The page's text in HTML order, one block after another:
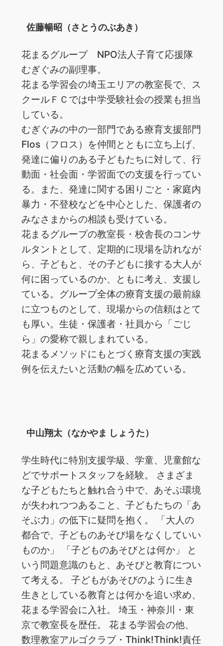
佐藤暢昭（さとうのぶあき）
花まるグループ NPO法人子育て応援隊
むぎぐみの副理事。
花まる学習会の埼玉エリアの教室長で、ス
クールＦＣでは中学受験社会の授業も担当
している。
むぎぐみの中の一部門である療育支援部門
Flos（フロス）を仲間とともに立ち上げ、
発達に偏りのある子どもたちに対して、行
動面・社会面・学習面での支援を行ってい
る。また、発達に関する困りごと・家庭内
暴力・不登校などを中心とした、保護者の
みなさまからの相談も受けている。
花まるグループの教室長・校舎長のコンサ
ルタントとして、定期的に現場を訪れなが
ら、子どもと、その子どもに接する大人が
何に困っているのか、ともに考え、支援し
ている。グループ全体の療育支援の最前線
に立つものとして、現場からの信頼はとて
も厚い。生徒・保護者・社員から「ごじ
ら」の愛称で親しまれている。
花まるメソッドにもとづく療育支援の実践
例を伝えたいと活動の幅を広めている。
中山翔太（なかやま しょうた）
学生時代に特別支援学級、学童、児童館な
どでサポートスタッフを経験。 さまざま
な子どもたちと触れ合う中で、あそぶ環境
が失われつつあること、子どもたちの「あ
そぶ力」の低下に疑問を抱く。 「大人の
都合で、子どものあそび場をなくしていい
ものか」 「子どものあそびとは何か」 と
いう問題意識のもと、あそびと教育につい
て考える。 子どもがあそびのように生き
生きとしている教育とは何かを追い求め、
花まる学習会に入社。 埼玉・神奈川・東
京で教室長を歴任。 花まる学習会の他、
数理教室アルゴクラブ・Think!Think!責任